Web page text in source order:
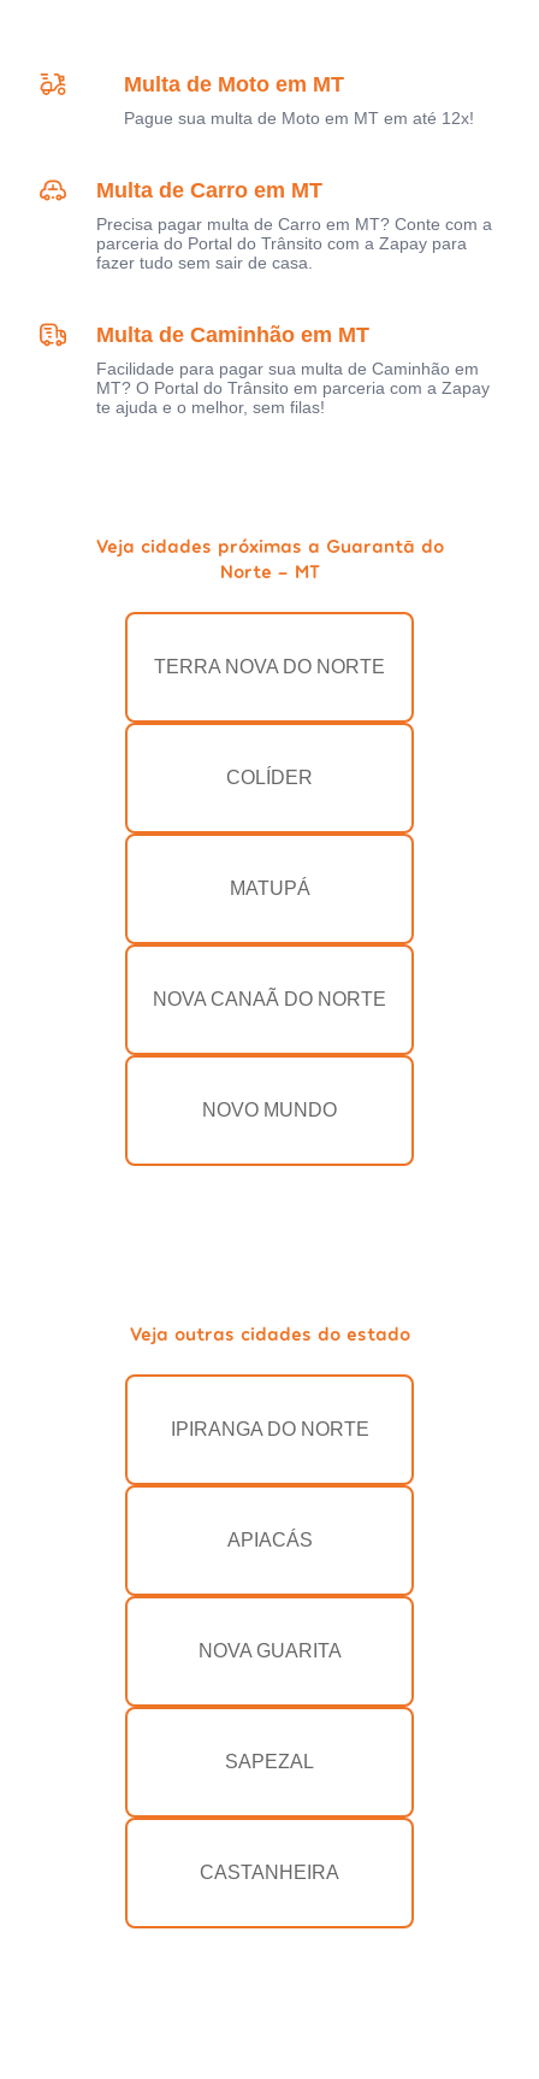
Multa de Moto em MT
Pague sua multa de Moto em MT em até 12x!
Multa de Carro em MT
Precisa pagar multa de Carro em MT? Conte com a
parceria do Portal do Trânsito com a Zapay para
fazer tudo sem sair de casa.
Multa de Caminhão em MT
Facilidade para pagar sua multa de Caminhão em
MT? O Portal do Trânsito em parceria com a Zapay
te ajuda e o melhor, sem filas!
Veja cidades próximas a Guarantã do
Norte - MT
TERRA NOVA DO NORTE
COLÍDER
MATUPÁ
NOVA CANAÃ DO NORTE
NOVO MUNDO
Veja outras cidades do estado
IPIRANGA DO NORTE
APIACÁS
NOVA GUARITA
SAPEZAL
CASTANHEIRA